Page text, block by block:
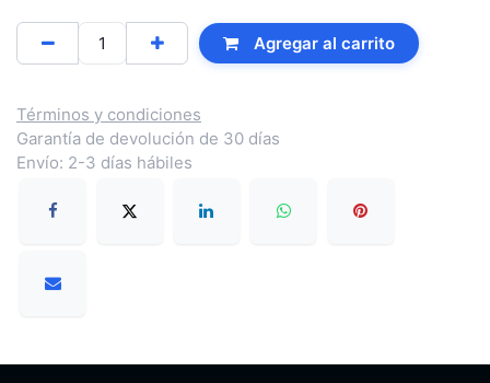
Agregar al carrito
Términos y condiciones
Garantía de devolución de 30 días
Envío: 2-3 días hábiles